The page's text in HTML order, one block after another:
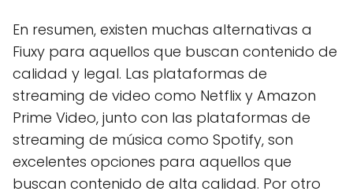
En resumen, existen muchas alternativas a
Fiuxy para aquellos que buscan contenido de
calidad y legal. Las plataformas de
streaming de video como Netflix y Amazon
Prime Video, junto con las plataformas de
streaming de música como Spotify, son
excelentes opciones para aquellos que
buscan contenido de alta calidad. Por otro